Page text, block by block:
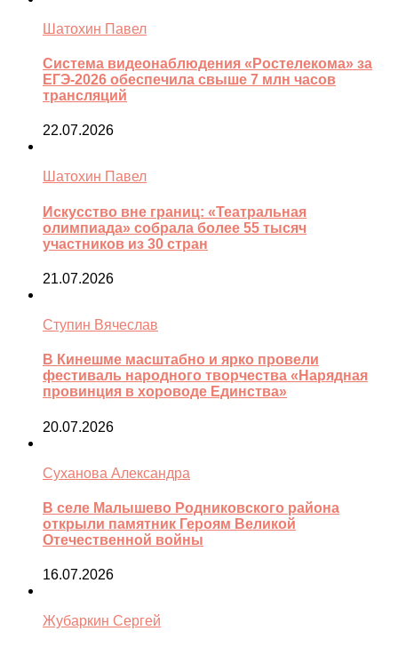
Шатохин Павел
Система видеонаблюдения «Ростелекома» за
ЕГЭ-2026 обеспечила свыше 7 млн часов
трансляций
22.07.2026
Шатохин Павел
Искусство вне границ: «Театральная
олимпиада» собрала более 55 тысяч
участников из 30 стран
21.07.2026
Ступин Вячеслав
В Кинешме масштабно и ярко провели
фестиваль народного творчества «Нарядная
провинция в хороводе Единства»
20.07.2026
Суханова Александра
В селе Малышево Родниковского района
открыли памятник Героям Великой
Отечественной войны
16.07.2026
Жубаркин Сергей